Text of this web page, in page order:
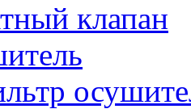
клапан